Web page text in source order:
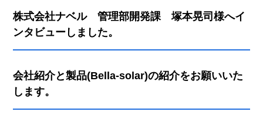
株式会社ナベル 管理部開発課 塚本晃司様へイ
ンタビューしました。
会社紹介と製品(Bella-solar)の紹介をお願いいた
します。